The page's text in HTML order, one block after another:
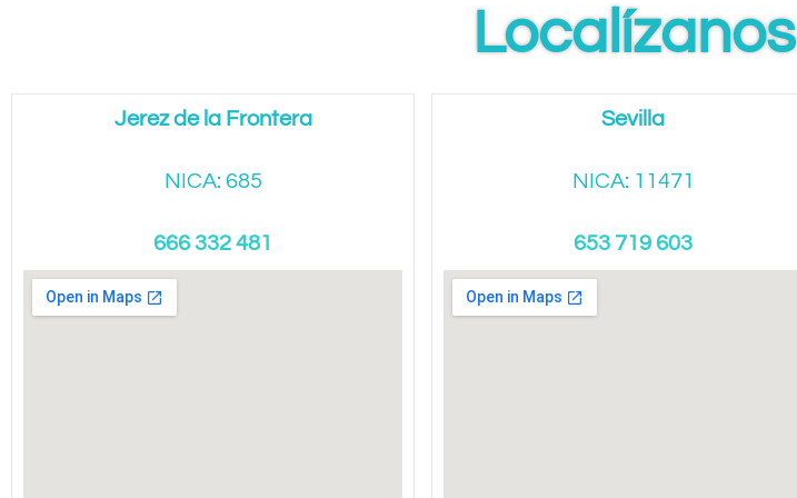
Localízanos
Jerez de la Frontera
NICA: 685
666 332 481
Sevilla
NICA: 11471
653 719 603